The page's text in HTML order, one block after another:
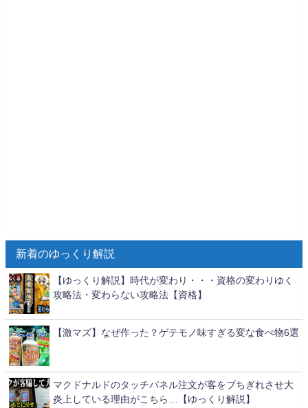
新着のゆっくり解説
【ゆっくり解説】時代が変わり・・・資格の変わりゆく
攻略法・変わらない攻略法【資格】
【激マズ】なぜ作った？ゲテモノ味すぎる変な食べ物6選
マクドナルドのタッチパネル注文が客をブちぎれさせ大
炎上している理由がこちら…【ゆっくり解説】